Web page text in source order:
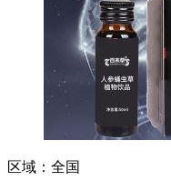
区域： 全国